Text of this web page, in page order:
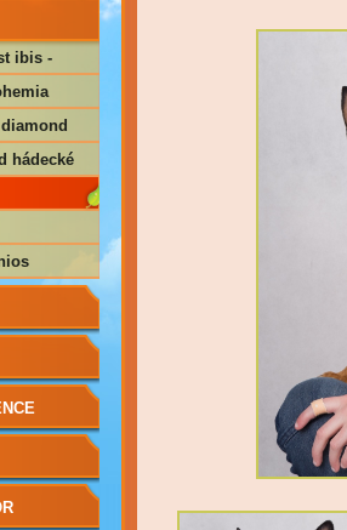
ibis -
hádecké